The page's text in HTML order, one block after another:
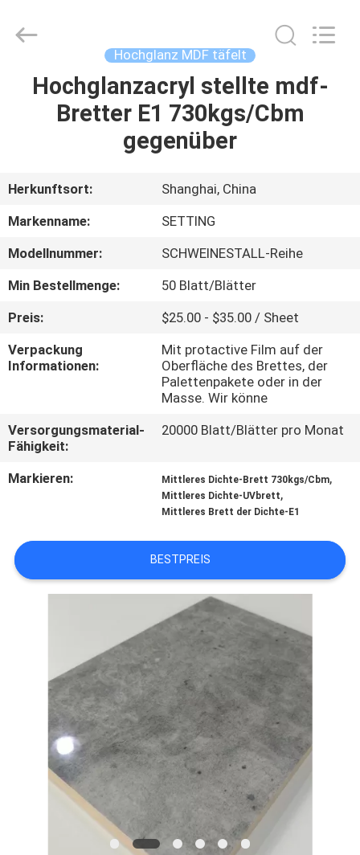
HAUS
ÜBER
UNS
FABRIK-
AUSFLUG
TRETEN
SIE
UNS
IN
VERBINDUNG
NACHRICHTEN
FÄLLE
ZITAT
SITEMAP
PRIVACY
Decorating
material
Hochglanz MDF täfelt
Hochglanzacryl stellte mdf-
Bretter E1 730kgs/Cbm
gegenüber
Herkunftsort:
Shanghai, China
Markenname:
SETTING
Modellnummer:
SCHWEINESTALL-Reihe
Min Bestellmenge:
50 Blatt/Blätter
Preis:
$25.00 - $35.00 / Sheet
Verpackung
Informationen:
Mit protactive Film auf der
Oberfläche des Brettes, der
Palettenpakete oder in der
Masse. Wir könne
Versorgungsmaterial-
Fähigkeit:
20000 Blatt/Blätter pro Monat
Markieren: Mittleres Dichte-Brett 730kgs/Cbm,
Mittleres Dichte-UVbrett,
Mittleres Brett der Dichte-E1
BESTPREIS